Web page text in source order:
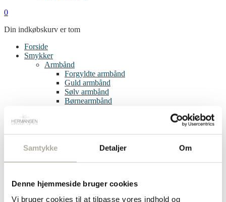
Samtykke Detaljer Om
Denne hjemmeside bruger cookies
Vi bruger cookies til at tilpasse vores indhold og
0
Din indkøbskurv er tom
Forside
Smykker
Armbånd
Forgyldte armbånd
Guld armbånd
Sølv armbånd
Børnearmbånd
Creoler
Diamant øreringe
Forgyldte øreringe
Guld øreringe
Single øreringe
Ringe